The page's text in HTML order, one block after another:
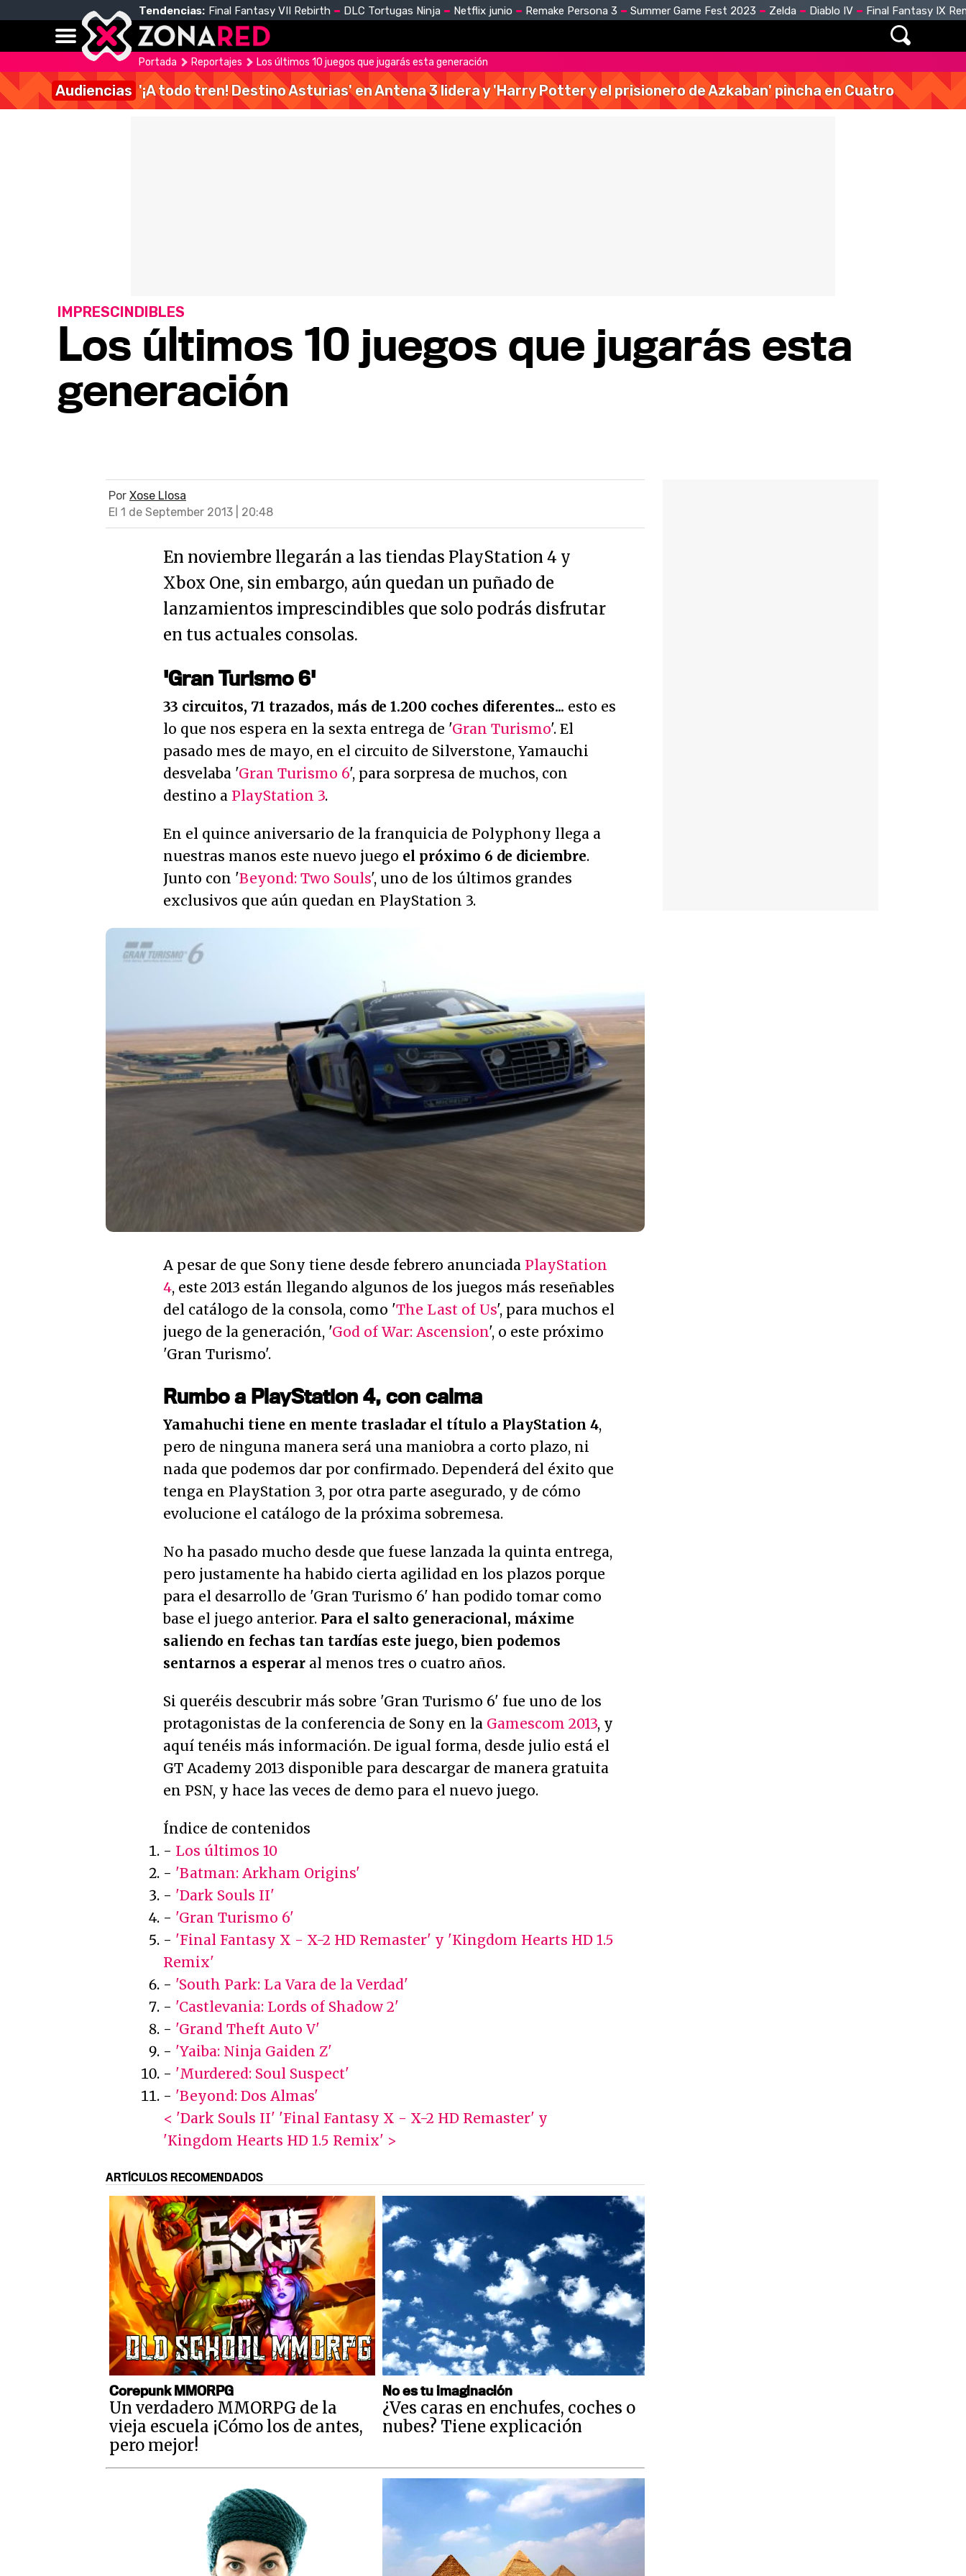
Tendencias: Final Fantasy VII Rebirth DLC Tortugas Ninja Netflix junio Remake Persona 3 Summer Game Fest 2023 Zelda Diablo IV Final Fantasy IX
Portada Reportajes Los últimos 10 juegos que jugarás esta generación
Audiencias '¡A todo tren! Destino Asturias' en Antena 3 lidera y 'Harry Potter y el prisionero de Azkaban' pincha en Cuatro
Los últimos 10 juegos que jugarás esta
generación
IMPRESCINDIBLES
Por Xose Llosa
El 1 de September 2013 | 20:48
En noviembre llegarán a las tiendas PlayStation 4 y
Xbox One, sin embargo, aún quedan un puñado de
lanzamientos imprescindibles que solo podrás disfrutar
en tus actuales consolas.
'Gran Turismo 6'
33 circuitos, 71 trazados, más de 1.200 coches diferentes... esto es
lo que nos espera en la sexta entrega de 'Gran Turismo'. El
pasado mes de mayo, en el circuito de Silverstone, Yamauchi
desvelaba 'Gran Turismo 6', para sorpresa de muchos, con
destino a PlayStation 3.
En el quince aniversario de la franquicia de Polyphony llega a
nuestras manos este nuevo juego el próximo 6 de diciembre.
Junto con 'Beyond: Two Souls', uno de los últimos grandes
exclusivos que aún quedan en PlayStation 3.
A pesar de que Sony tiene desde febrero anunciada PlayStation
4, este 2013 están llegando algunos de los juegos más reseñables
del catálogo de la consola, como 'The Last of Us', para muchos el
juego de la generación, 'God of War: Ascension', o este próximo
'Gran Turismo'.
Rumbo a PlayStation 4, con calma
Yamahuchi tiene en mente trasladar el título a PlayStation 4,
pero de ninguna manera será una maniobra a corto plazo, ni
nada que podemos dar por confirmado. Dependerá del éxito que
tenga en PlayStation 3, por otra parte asegurado, y de cómo
evolucione el catálogo de la próxima sobremesa.
No ha pasado mucho desde que fuese lanzada la quinta entrega,
pero justamente ha habido cierta agilidad en los plazos porque
para el desarrollo de 'Gran Turismo 6' han podido tomar como
base el juego anterior. Para el salto generacional, máxime
saliendo en fechas tan tardías este juego, bien podemos
sentarnos a esperar al menos tres o cuatro años.
Si queréis descubrir más sobre 'Gran Turismo 6' fue uno de los
protagonistas de la conferencia de Sony en la Gamescom 2013, y
aquí tenéis más información. De igual forma, desde julio está el
GT Academy 2013 disponible para descargar de manera gratuita
en PSN, y hace las veces de demo para el nuevo juego.
Índice de contenidos
- Los últimos 10
- 'Batman: Arkham Origins'
- 'Dark Souls II'
- 'Gran Turismo 6'
- 'Final Fantasy X - X-2 HD Remaster' y 'Kingdom Hearts HD 1.5
Remix'
- 'South Park: La Vara de la Verdad'
- 'Castlevania: Lords of Shadow 2'
- 'Grand Theft Auto V'
- 'Yaiba: Ninja Gaiden Z'
- 'Murdered: Soul Suspect'
- 'Beyond: Dos Almas'
< 'Dark Souls II' 'Final Fantasy X - X-2 HD Remaster' y
'Kingdom Hearts HD 1.5 Remix' >
ARTÍCULOS RECOMENDADOS
Corepunk MMORPG
Un verdadero MMORPG de la
vieja escuela ¡Cómo los de antes,
pero mejor!
No es tu imaginación
¿Ves caras en enchufes, coches o
nubes? Tiene explicación